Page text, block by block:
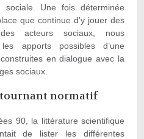
Une fois déterminée
que continue d’y jouer des
acteurs sociaux, nous
les apports possibles d’une
en dialogue avec la
sociaux.
tournant normatif
90, la littérature scientifique
de lister les différentes